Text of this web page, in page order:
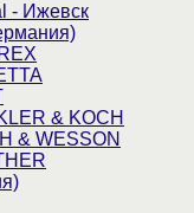
- Ижевск
& KOCH
& WESSON